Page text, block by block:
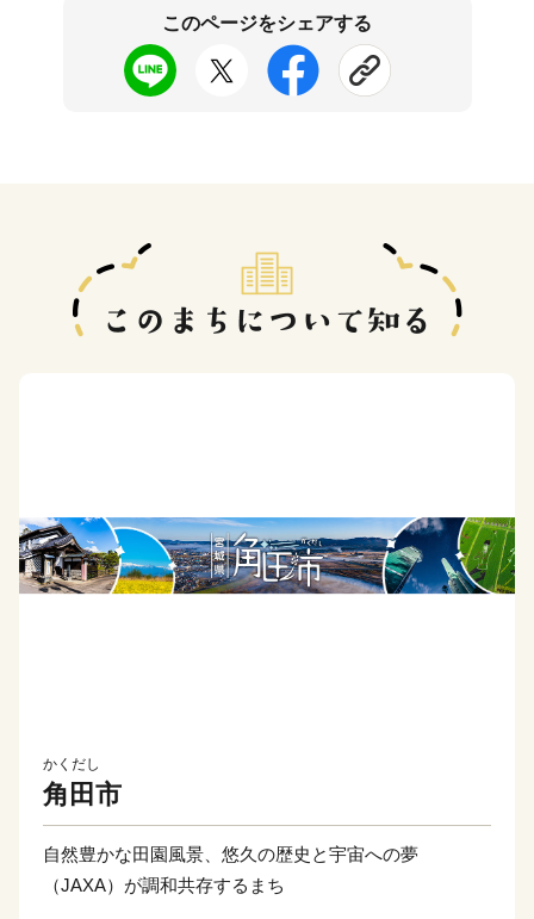
このページをシェアする
かくだし
角田市
自然豊かな田園風景、悠久の歴史と宇宙への夢
（JAXA）が調和共存するまち